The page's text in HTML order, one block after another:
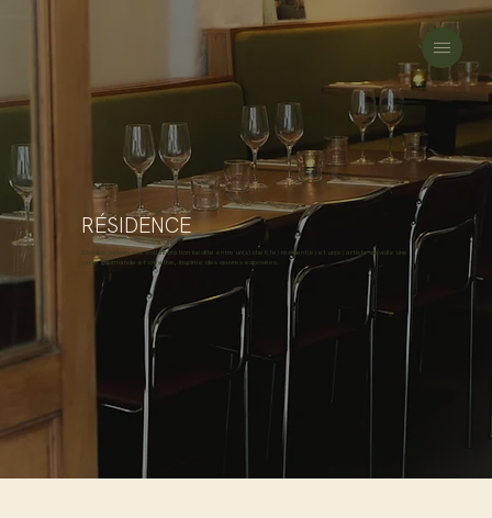
RÉSIDENCE
Chaque saison, une collaboration inédite entre un(s) chef(fe) résident(e) et un(e) artiste dévoile une
carte gourmande et créative, inspirée des œuvres exposées.